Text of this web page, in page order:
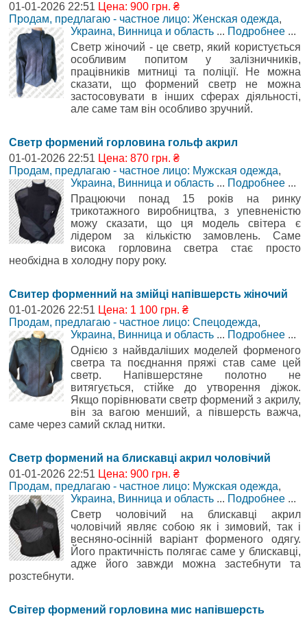
01-01-2026 22:51 Цена: 900 грн. ₴
Продам, предлагаю - частное лицо: Женская одежда,
Украина, Винница и область ... Подробнее ...
Светр жіночий - це светр, який користується
особливим попитом у залізничників,
працівників митниці та поліції. Не можна
сказати, що формений светр не можна
застосовувати в інших сферах діяльності,
але саме там він особливо зручний.
Светр формений горловина гольф акрил
01-01-2026 22:51 Цена: 870 грн. ₴
Продам, предлагаю - частное лицо: Мужская одежда,
Украина, Винница и область ... Подробнее ...
Працюючи понад 15 років на ринку
трикотажного виробництва, з упевненістю
можу сказати, що ця модель світера є
лідером за кількістю замовлень. Саме
висока горловина светра стає просто
необхідна в холодну пору року.
Свитер форменний на змійці напівшерсть жіночий
01-01-2026 22:51 Цена: 1 100 грн. ₴
Продам, предлагаю - частное лицо: Спецодежда,
Украина, Винница и область ... Подробнее ...
Однією з найвдаліших моделей форменого
светра та поєднання пряжі став саме цей
светр. Напівшерстяне полотно не
витягується, стійке до утворення діжок.
Якщо порівнювати светр формений з акрилу,
він за вагою менший, а півшерсть важча,
саме через самий склад нитки.
Светр формений на блискавці акрил чоловічий
01-01-2026 22:51 Цена: 900 грн. ₴
Продам, предлагаю - частное лицо: Мужская одежда,
Украина, Винница и область ... Подробнее ...
Светр чоловічий на блискавці акрил
чоловічий являє собою як і зимовий, так і
весняно-осінній варіант форменого одягу.
Його практичність полягає саме у блискавці,
адже його завжди можна застебнути та
розстебнути.
Світер формений горловина мис напівшерсть